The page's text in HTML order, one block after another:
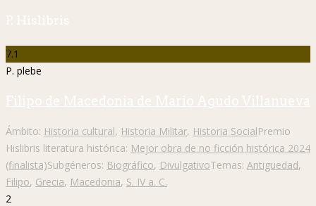
P. Hislibris
7.1
P. plebe
Filipo de Macedonia de Mario Agudo Villanueva
Ámbito: Historia cultural, Historia Militar, Historia SocialPremio
Hislibris literatura histórica: Mejor obra de no ficción histórica 2024
(finalista)Subgéneros: Biográfico, DivulgativoTemas: Antigüedad,
Filipo, Grecia, Macedonia, S. IV a. C.
2